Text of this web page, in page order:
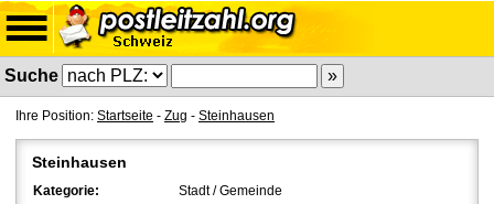
Suche
Ihre Position: Startseite - Zug - Steinhausen
Steinhausen
Kategorie:
Stadt / Gemeinde